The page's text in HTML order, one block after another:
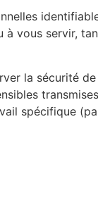
à vous servir,
la sécurité
spécifique